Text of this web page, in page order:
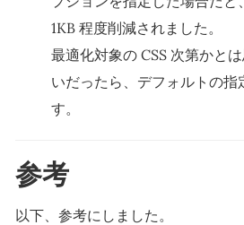
1KB 程度削減されました。
最適化対象の CSS 次第かと
いだったら、デフォルトの指
す。
参考
以下、参考にしました。